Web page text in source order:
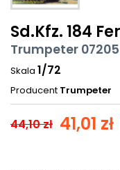
Sd.Kfz. 184
Trumpeter 07205
Skala 1/72
Producent Trumpeter
44,10 zł 41,01 zł